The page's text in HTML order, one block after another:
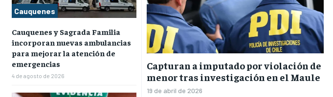
Cauquenes
Cauquenes y Sagrada Familia
incorporan nuevas ambulancias
para mejorar la atención de
emergencias
4 de agosto de 2026
Capturan a imputado por violación de
menor tras investigación en el Maule
19 de abril de 2026